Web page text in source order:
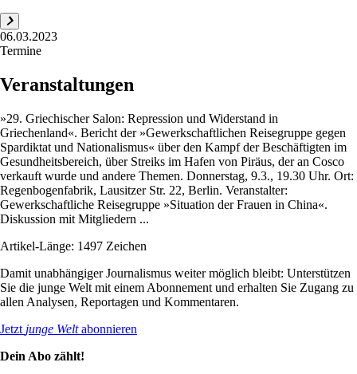
06.03.2023
Termine
Veranstaltungen
»29. Griechischer Salon: Repression und Widerstand in
Griechenland«. Bericht der »Gewerkschaftlichen Reisegruppe gegen
Spardiktat und Nationalismus« über den Kampf der Beschäftigten im
Gesundheitsbereich, über Streiks im Hafen von Piräus, der an Cosco
verkauft wurde und andere Themen. Donnerstag, 9.3., 19.30 Uhr. Ort:
Regenbogenfabrik, Lausitzer Str. 22, Berlin. Veranstalter:
Gewerkschaftliche Reisegruppe »Situation der Frauen in China«.
Diskussion mit Mitgliedern ...
Artikel-Länge: 1497 Zeichen
Damit unabhängiger Journalismus weiter möglich bleibt: Unterstützen
Sie die junge Welt mit einem Abonnement und erhalten Sie Zugang zu
allen Analysen, Reportagen und Kommentaren.
Jetzt junge Weltabonnieren
Dein Abo zählt!